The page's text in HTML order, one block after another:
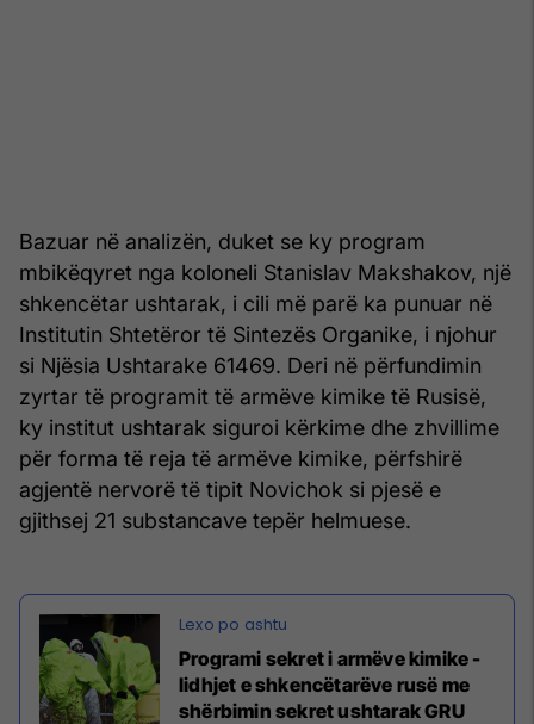
Bazuar në analizën, duket se ky program
mbikëqyret nga koloneli Stanislav Makshakov, një
shkencëtar ushtarak, i cili më parë ka punuar në
Institutin Shtetëror të Sintezës Organike, i njohur
si Njësia Ushtarake 61469. Deri në përfundimin
zyrtar të programit të armëve kimike të Rusisë,
ky institut ushtarak siguroi kërkime dhe zhvillime
për forma të reja të armëve kimike, përfshirë
agjentë nervorë të tipit Novichok si pjesë e
gjithsej 21 substancave tepër helmuese.
Programi sekret i armëve kimike -
lidhjet e shkencëtarëve rusë me
shërbimin sekret ushtarak GRU